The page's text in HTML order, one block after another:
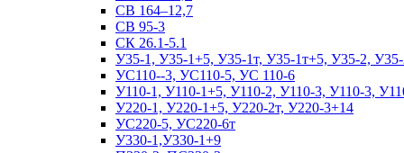
СВ 164–12,7
СВ 95-3
СК 26.1-5.1
У35-1, У35-1+5, У35-1т, У35-1т+5, У35-2,
УС110--3, УС110-5, УС 110-6
У110-1, У110-1+5, У110-2, У110-3, У110-3,
У220-1, У220-1+5, У220-2т, У220-3+14
УС220-5, УС220-6т
У330-1,У330-1+9